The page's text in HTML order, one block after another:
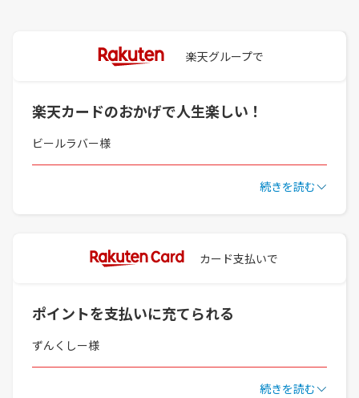
楽天グループで
楽天カードのおかげで人生楽しい！
ビールラバー様
続きを読む
カード支払いで
ポイントを支払いに充てられる
ずんくしー様
続きを読む